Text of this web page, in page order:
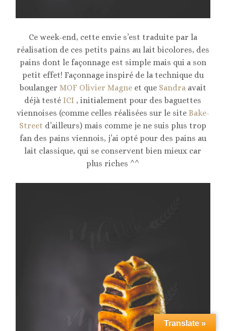
Ce week-end, cette envie s’est traduite par la
réalisation de ces petits pains au lait bicolores, des
pains dont le façonnage est simple mais qui a son
petit effet! Façonnage inspiré de la technique du
boulanger MOF Olivier Magneet que Sandraavait
déjà testéICI , initialement pour des baguettes
viennoises (comme celles réalisées sur le site Bake-
Street d’ailleurs) mais comme je ne suis plus trop
fan des pains viennois, j’ai opté pour des pains au
lait classique, qui se conservent bien mieux car
plus riches ^^
Translate »